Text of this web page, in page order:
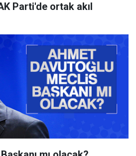
Parti'de ortak akıl